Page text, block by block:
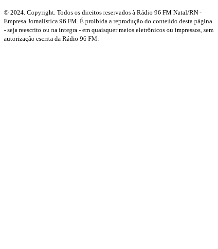
© 2024. Copyright. Todos os direitos reservados à Rádio 96 FM Natal/RN -
Empresa Jornalística 96 FM. É proibida a reprodução do conteúdo desta página
- seja reescrito ou na íntegra - em quaisquer meios eletrônicos ou impressos, sem
autorização escrita da Rádio 96 FM.